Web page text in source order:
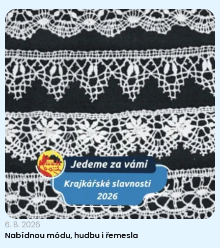
6. 8. 2026
Nabídnou módu, hudbu i řemesla